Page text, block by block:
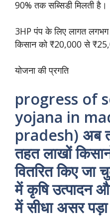
90% तक सब्सिडी मिलती है।
3HP पंप के लिए लागत
किसान को ₹20,000 से
योजना की प्रगति
progress of
yojana in
pradesh) अब
तहत लाखों
वितरित किए
में कृषि उत्पादन
में सीधा असर